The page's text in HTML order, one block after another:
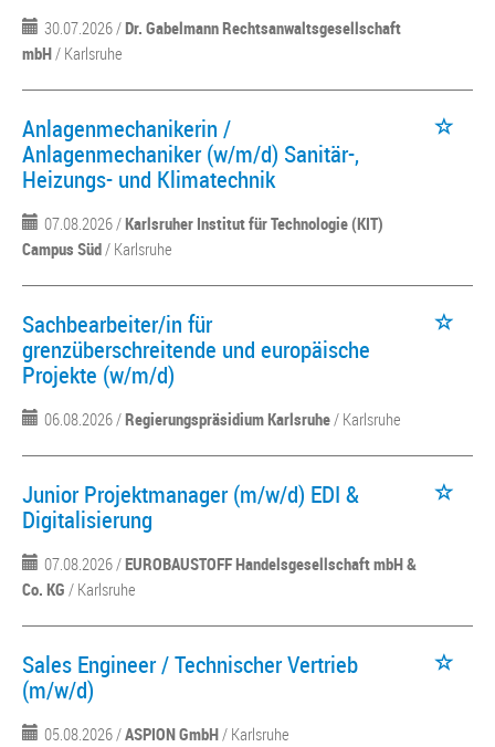
30.07.2026 /Dr. Gabelmann Rechtsanwaltsgesellschaft
mbH/ Karlsruhe
Anlagenmechanikerin /
Anlagenmechaniker (w/m/d) Sanitär-,
Heizungs- und Klimatechnik
07.08.2026 /Karlsruher Institut für Technologie (KIT)
Campus Süd/ Karlsruhe
Sachbearbeiter/in für
grenzüberschreitende und europäische
Projekte (w/m/d)
06.08.2026 /Regierungspräsidium Karlsruhe/ Karlsruhe
Junior Projektmanager (m/w/d) EDI &
Digitalisierung
07.08.2026 /EUROBAUSTOFF Handelsgesellschaft mbH &
Co. KG / Karlsruhe
Sales Engineer / Technischer Vertrieb
(m/w/d)
05.08.2026 /ASPION GmbH/ Karlsruhe